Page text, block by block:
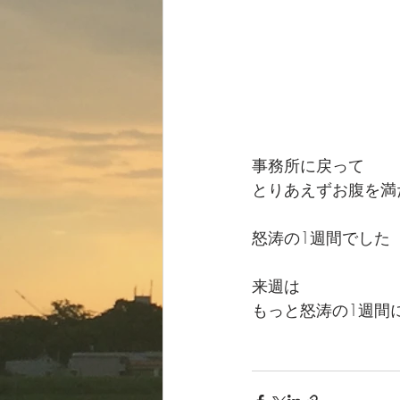
事務所に戻って
とりあえずお腹を
怒涛の1週間でした
来週は
もっと怒涛の1週間